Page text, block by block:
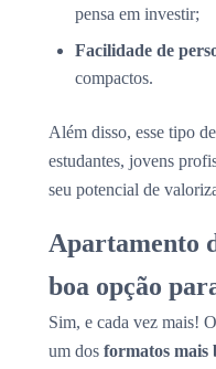
pensa em investir;
Facilidade de
compactos.
Além disso, esse tipo
estudantes, jovens
seu potencial de
Apartamento
boa opção
Sim, e cada vez mais!
um dos formatos mais